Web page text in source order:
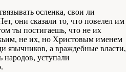
осленка, свои ли
они сказали то, что повелел им
ты постигаешь, что не их
не их, но Христовым именем
язычников, а враждебные власти,
народов, уступали